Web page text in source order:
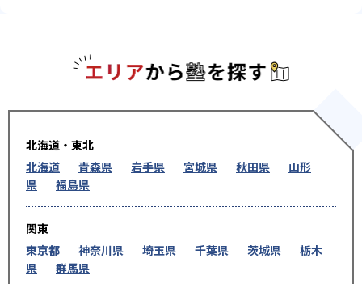
北海道・東北
北海道
青森県 岩手県 宮城県 秋田県
山形
県
福島県
関東
東京都
神奈川県 埼玉県 千葉県 茨城県
栃木
県
群馬県